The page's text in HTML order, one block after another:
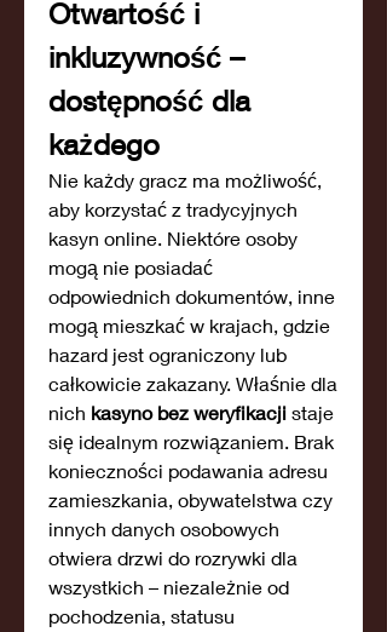
Otwartość i
inkluzywność –
dostępność dla
każdego
Nie każdy gracz ma możliwość,
aby korzystać z tradycyjnych
kasyn online. Niektóre osoby
mogą nie posiadać
odpowiednich dokumentów, inne
mogą mieszkać w krajach, gdzie
hazard jest ograniczony lub
całkowicie zakazany. Właśnie dla
nich kasyno bez weryfikacji staje
się idealnym rozwiązaniem. Brak
konieczności podawania adresu
zamieszkania, obywatelstwa czy
innych danych osobowych
otwiera drzwi do rozrywki dla
wszystkich – niezależnie od
pochodzenia, statusu